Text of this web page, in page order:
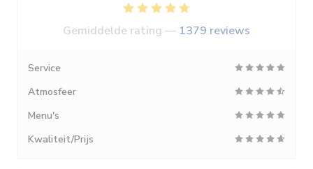
Gemiddelde rating — 1379 reviews
Service
Atmosfeer
Menu's
Kwaliteit/Prijs